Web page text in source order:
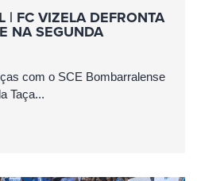
| FC VIZELA DEFRONTA
NA SEGUNDA
com o SCE Bombarralense
Taça...